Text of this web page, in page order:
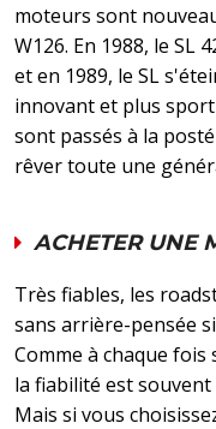
moteurs sont
W126. En 1988, le SL
et en 1989, le SL
innovant et plus
sont passés à la
rêver toute une
ACHETER UNE
Très fiables, les
sans arrière-pensée
Comme à chaque fois
la fiabilité est
Mais si vous